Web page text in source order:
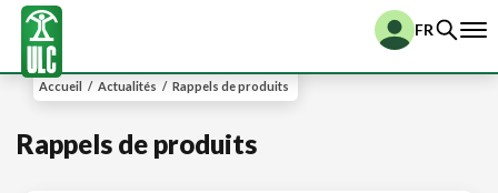
FR
Accueil / Actualités / Rappels de produits
Rappels de produits